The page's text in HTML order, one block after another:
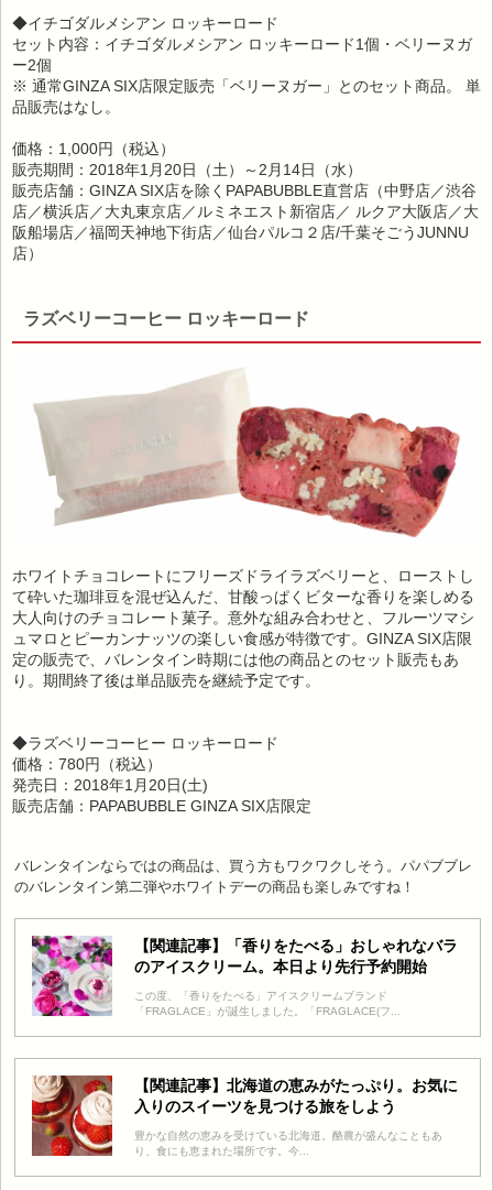
◆イチゴダルメシアン ロッキーロード
セット内容：イチゴダルメシアン ロッキーロード1個・ベリーヌガ
ー2個
※ 通常GINZA SIX店限定販売「ベリーヌガー」とのセット商品。 単
品販売はなし。
価格：1,000円（税込）
販売期間：2018年1月20日（土）～2月14日（水）
販売店舗：GINZA SIX店を除くPAPABUBBLE直営店（中野店／渋谷
店／横浜店／大丸東京店／ルミネエスト新宿店／ ルクア大阪店／大
阪船場店／福岡天神地下街店／仙台パルコ２店/千葉そごうJUNNU
店）
ラズベリーコーヒー ロッキーロード
ホワイトチョコレートにフリーズドライラズベリーと、ローストし
て砕いた珈琲豆を混ぜ込んだ、甘酸っぱくビターな香りを楽しめる
大人向けのチョコレート菓子。意外な組み合わせと、フルーツマシ
ュマロとピーカンナッツの楽しい食感が特徴です。GINZA SIX店限
定の販売で、バレンタイン時期には他の商品とのセット販売もあ
り。期間終了後は単品販売を継続予定です。
◆ラズベリーコーヒー ロッキーロード
価格：780円（税込）
発売日：2018年1月20日(土)
販売店舗：PAPABUBBLE GINZA SIX店限定
バレンタインならではの商品は、買う方もワクワクしそう。パパブブレ
のバレンタイン第二弾やホワイトデーの商品も楽しみですね！
【関連記事】「香りをたべる」おしゃれなバラ
のアイスクリーム。本日より先行予約開始
この度、「香りをたべる」アイスクリームブランド
「FRAGLACE」が誕生しました。「FRAGLACE(フ...
【関連記事】北海道の恵みがたっぷり。お気に
入りのスイーツを見つける旅をしよう
豊かな自然の恵みを受けている北海道。酪農が盛んなこともあ
り、食にも恵まれた場所です。今...